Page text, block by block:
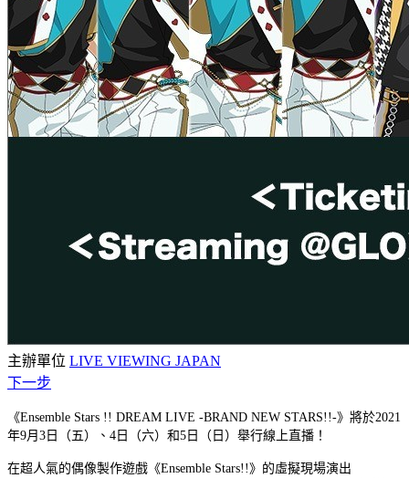
主辦單位 LIVE VIEWING JAPAN
下一步
《Ensemble Stars !! DREAM LIVE -BRAND NEW STARS!!-》將於2021
年9月3日（五）、4日（六）和5日（日）舉行線上直播！
在超人氣的偶像製作遊戲《Ensemble Stars!!》的虛擬現場演出